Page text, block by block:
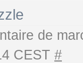
de
CEST #